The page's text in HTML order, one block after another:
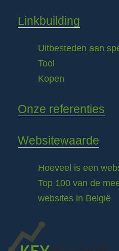
Linkbuilding
Uitbesteden aan
Tool
Kopen
Onze referenties
Websitewaarde
Hoeveel is een
Top 100 van de
websites in België